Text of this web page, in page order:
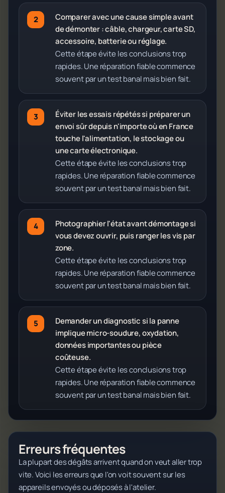
Comparer avec une cause simple avant
de démonter : câble, chargeur, carte SD,
accessoire, batterie ou réglage.
Cette étape évite les conclusions trop
rapides. Une réparation fiable commence
souvent par un test banal mais bien fait.
Éviter les essais répétés si préparer un
envoi sûr depuis n'importe où en France
touche l'alimentation, le stockage ou
une carte électronique.
Cette étape évite les conclusions trop
rapides. Une réparation fiable commence
souvent par un test banal mais bien fait.
Photographier l'état avant démontage si
vous devez ouvrir, puis ranger les vis par
zone.
Cette étape évite les conclusions trop
rapides. Une réparation fiable commence
souvent par un test banal mais bien fait.
Demander un diagnostic si la panne
implique micro-soudure, oxydation,
données importantes ou pièce
coûteuse.
Cette étape évite les conclusions trop
rapides. Une réparation fiable commence
souvent par un test banal mais bien fait.
Erreurs fréquentes
La plupart des dégâts arrivent quand on veut aller trop
vite. Voici les erreurs que l'on voit souvent sur les
appareils envoyés ou déposés à l'atelier.